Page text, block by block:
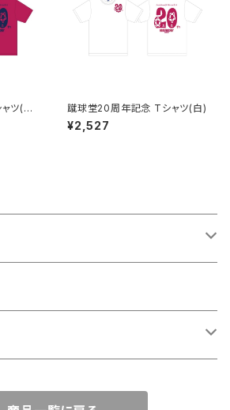
ツ(ピ
蹴球堂20周年記念 Tシャツ(白)
¥2,527